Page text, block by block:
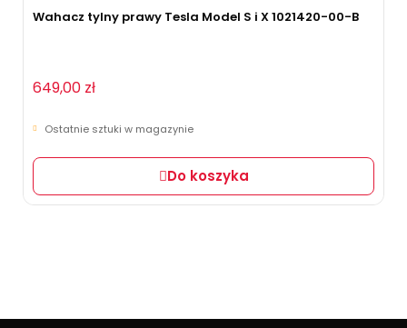
Wahacz tylny prawy Tesla Model S i X 1021420-00-B
649,00 zł
Ostatnie sztuki w magazynie
Do koszyka